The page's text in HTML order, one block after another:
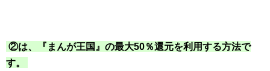
②は、『まんが王国』の最大50％還元を利用する方法で
す。